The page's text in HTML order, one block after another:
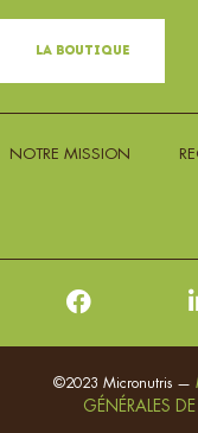
La Boutique
NOTRE MISSION
©2023 Micronutris —
GÉNÉRALES